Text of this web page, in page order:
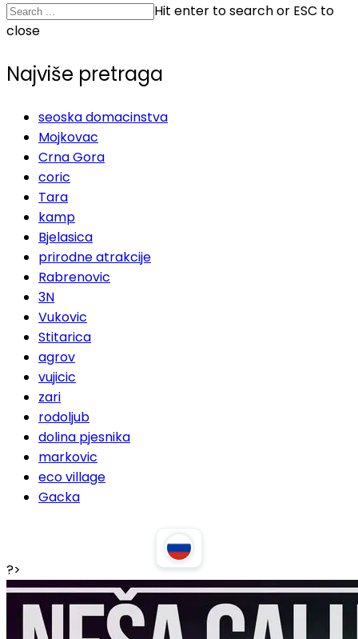
Hit enter to search or ESC to
close
Najviše pretraga
seoska domacinstva
Mojkovac
Crna Gora
coric
Tara
kamp
Bjelasica
prirodne atrakcije
Rabrenovic
3N
Vukovic
Stitarica
agrov
vujicic
zari
rodoljub
dolina pjesnika
markovic
eco village
Gacka
?>